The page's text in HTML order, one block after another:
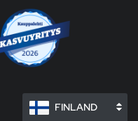
FINLAND